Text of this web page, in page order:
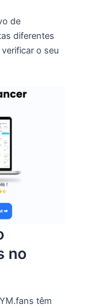
de
diferentes
o seu
no
têm